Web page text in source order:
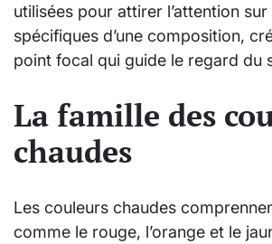
utilisées pour attirer l’attention
spécifiques d’une composition,
point focal qui guide le regard du
La famille des
chaudes
Les couleurs chaudes
comme le rouge, l’orange et le